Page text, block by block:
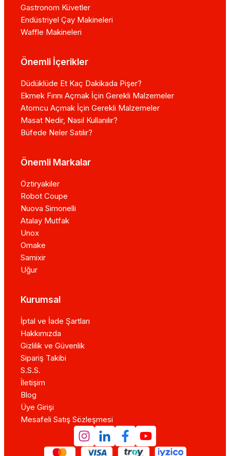
Gastronom Küvetler
Endüstriyel Çay Makineleri
Waffle Makineleri
Önemli İçerikler
Düdüklüde Et Kaç Dakikada Pişer?
Ekmek Fırını Açmak İçin Gerekli Malzemeler
Atomcu Açmak İçin Gerekli Malzemeler
Masat Nedir, Nasıl Kullanılır?
Büfede Neler Satılır?
Önemli Markalar
Öztiryakiler
Robot Coupe
Nuova Simonelli
Atalay Mutfak
Unox
Omake
Samixir
Uğur
Kurumsal
İptal ve İade Şartları
Hakkımızda
Gizlilik ve Güvenlik
Sipariş Takibi
S.S.S.
İletişim
Blog
Üye Girişi
Mesafeli Satış Sözleşmesi